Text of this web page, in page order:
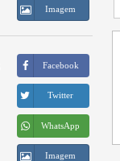
Imagem
Facebook
Twitter
WhatsApp
Imagem